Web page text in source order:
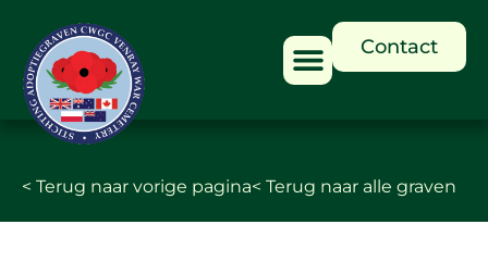
Contact
< Terug naar vorige pagina< Terug naar alle graven